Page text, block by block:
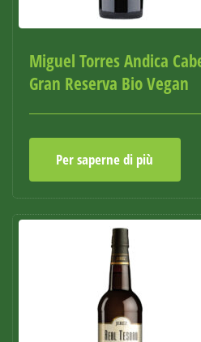
Miguel Torres Andica
Gran Reserva Bio Vegan
Per saperne di più